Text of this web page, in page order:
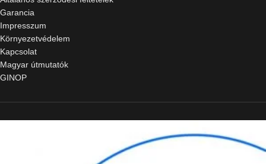
Garancia
Impresszum
Környezetvédelem
Kapcsolat
Magyar útmutatók
GINOP